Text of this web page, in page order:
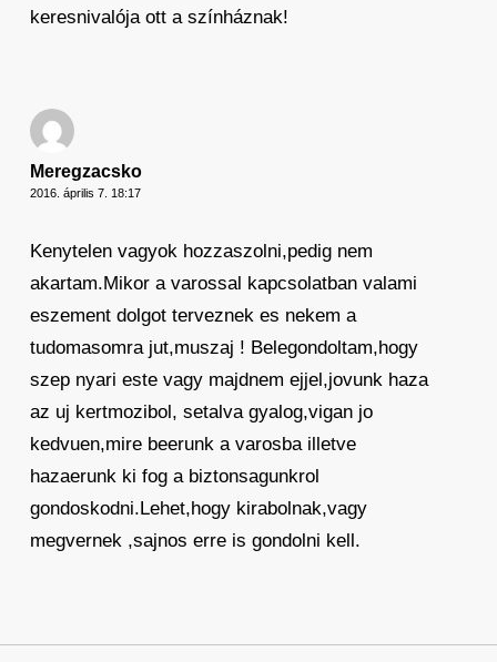
keresnivalója ott a színháznak!
Meregzacsko
2016. április 7. 18:17
Kenytelen vagyok hozzaszolni,pedig nem
akartam.Mikor a varossal kapcsolatban valami
eszement dolgot terveznek es nekem a
tudomasomra jut,muszaj ! Belegondoltam,hogy
szep nyari este vagy majdnem ejjel,jovunk haza
az uj kertmozibol, setalva gyalog,vigan jo
kedvuen,mire beerunk a varosba illetve
hazaerunk ki fog a biztonsagunkrol
gondoskodni.Lehet,hogy kirabolnak,vagy
megvernek ,sajnos erre is gondolni kell.